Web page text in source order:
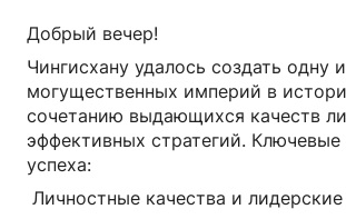
Добрый вечер!
Чингисхану удалось создать одну
могущественных империй в
сочетанию выдающихся качеств
эффективных стратегий.
успеха:
Личностные качества и